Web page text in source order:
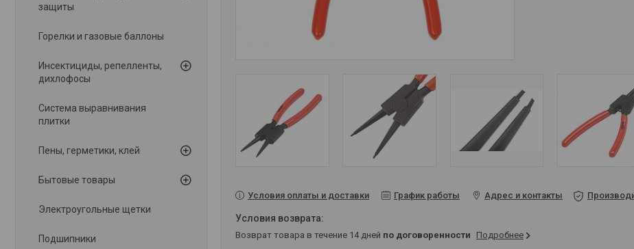
Условия оплаты и доставки График работы Адрес и контакты
возврат товара в течение 14 дней по договоренности Подробнее
защиты
Горелки и газовые баллоны
Инсектициды, репелленты,
дихлофосы
Система выравнивания
плитки
Пены, герметики, клей
Бытовые товары
Электроугольные щетки
Подшипники